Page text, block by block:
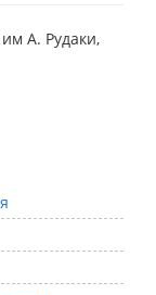
А. Рудаки,